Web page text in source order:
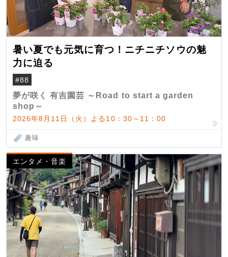
暑い夏でも元気に育つ！ニチニチソウの魅
力に迫る
#88
夢が咲く 有吉園芸 ～Road to start a garden
shop～
2026年8月11日（火）よる10：30～11：00
趣味
エンタメ・音楽